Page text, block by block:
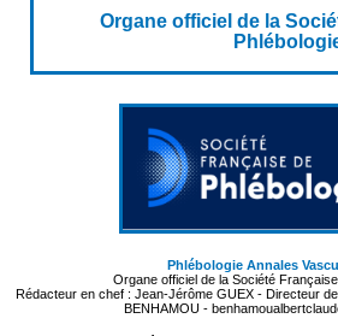
Organe officiel de la
Phlébologie Annales
Organe officiel de la Société
Rédacteur en chef : Jean-Jérôme GUEX - Directeur
BENHAMOU -